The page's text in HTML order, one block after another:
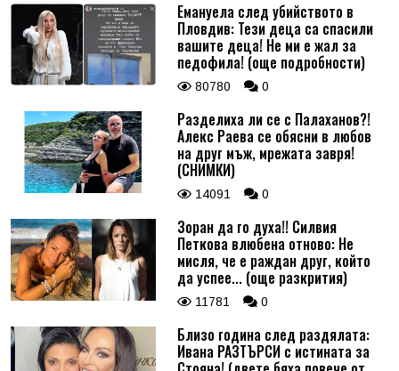
Емануела след убийството в
Пловдив: Тези деца са спасили
вашите деца! Не ми е жал за
педофила! (още подробности)
80780 0
Разделиха ли се с Палаханов?!
Алекс Раева се обясни в любов
на друг мъж, мрежата завря!
(СНИМКИ)
14091 0
Зоран да го духа!! Силвия
Петкова влюбена отново: Не
мисля, че е раждан друг, който
да успее... (още разкрития)
11781 0
Близо година след раздялата:
Ивана РАЗТЪРСИ с истината за